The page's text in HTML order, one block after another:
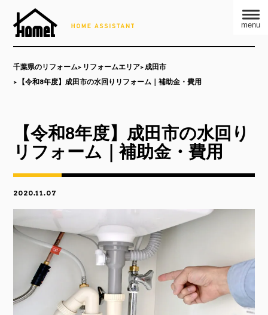
menu
千葉県のリフォーム リフォームエリア
成田市
【令和8年度】成田市の水回りリフォーム｜補助金・費用
【令和8年度】成田市の水回り
リフォーム｜補助金・費用
2020.11.07